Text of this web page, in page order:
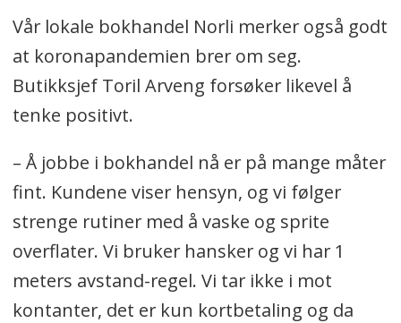
Vår lokale bokhandel Norli merker også godt
at koronapandemien brer om seg.
Butikksjef Toril Arveng forsøker likevel å
tenke positivt.
– Å jobbe i bokhandel nå er på mange måter
fint. Kundene viser hensyn, og vi følger
strenge rutiner med å vaske og sprite
overflater. Vi bruker hansker og vi har 1
meters avstand-regel. Vi tar ikke i mot
kontanter, det er kun kortbetaling og da